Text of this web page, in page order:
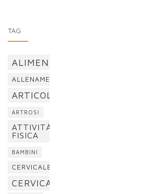
TAG
ALIMENTAZIONE
ALLENAMENTO
ARTICOLAZIONI
ARTROSI
ATTIVITÀ
FISICA
BAMBINI
CERVICALE
CERVICALGIA